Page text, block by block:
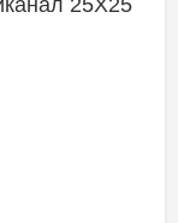
25Х25